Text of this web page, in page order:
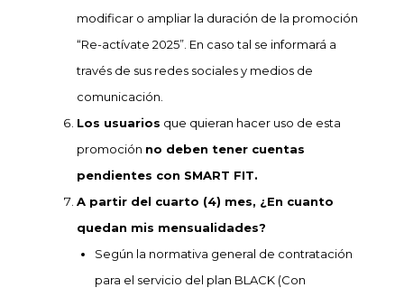
modificar o ampliar la duración de la promoción
“Re-actívate 2025”. En caso tal se informará a
través de sus redes sociales y medios de
comunicación.
Los usuarios que quieran hacer uso de esta
promoción no deben tener cuentas
pendientes con SMART FIT.
A partir del cuarto (4) mes, ¿En cuanto
quedan mis mensualidades?
Según la normativa general de contratación
para el servicio del plan BLACK (Con